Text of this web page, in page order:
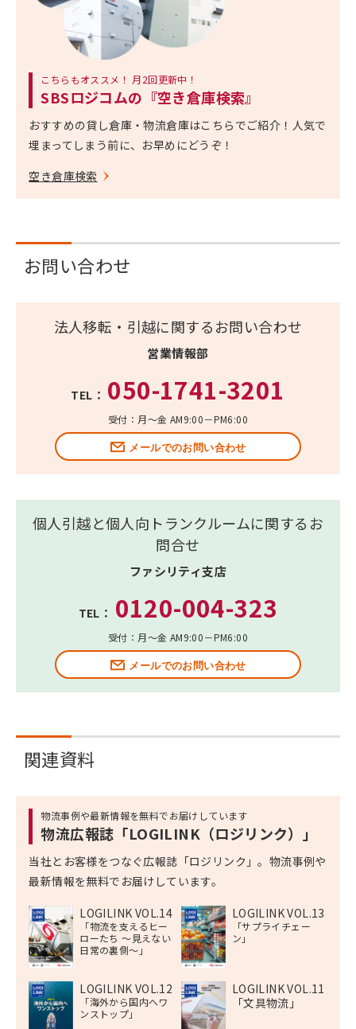
こちらもオススメ！ 月2回更新中！
SBSロジコムの『空き倉庫検索』
おすすめの貸し倉庫・物流倉庫はこちらでご紹介！人気で
埋まってしまう前に、お早めにどうぞ！
空き倉庫検索
お問い合わせ
法人移転・引越に関するお問い合わせ
営業情報部
TEL： 050-1741-3201
受付：月～金 AM9:00－PM6:00
メールでのお問い合わせ
個人引越と個人向トランクルームに関するお
問合せ
ファシリティ支店
TEL： 0120-004-323
受付：月～金 AM9:00－PM6:00
メールでのお問い合わせ
関連資料
物流事例や最新情報を無料でお届けしています
物流広報誌「LOGILINK（ロジリンク）」
当社とお客様をつなぐ広報誌「ロジリンク」。物流事例や
最新情報を無料でお届けしています。
LOGILINK VOL.14
「物流を支えるヒー
ローたち 〜見えない
日常の裏側〜」
LOGILINK VOL.13
「サプライチェー
ン」
LOGILINK VOL.12
「海外から国内へワ
ンストップ」
LOGILINK VOL.11
「文具物流」